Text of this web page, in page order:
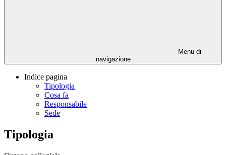
Menu di
navigazione
Indice pagina
Tipologia
Cosa fa
Responsabile
Sede
Tipologia